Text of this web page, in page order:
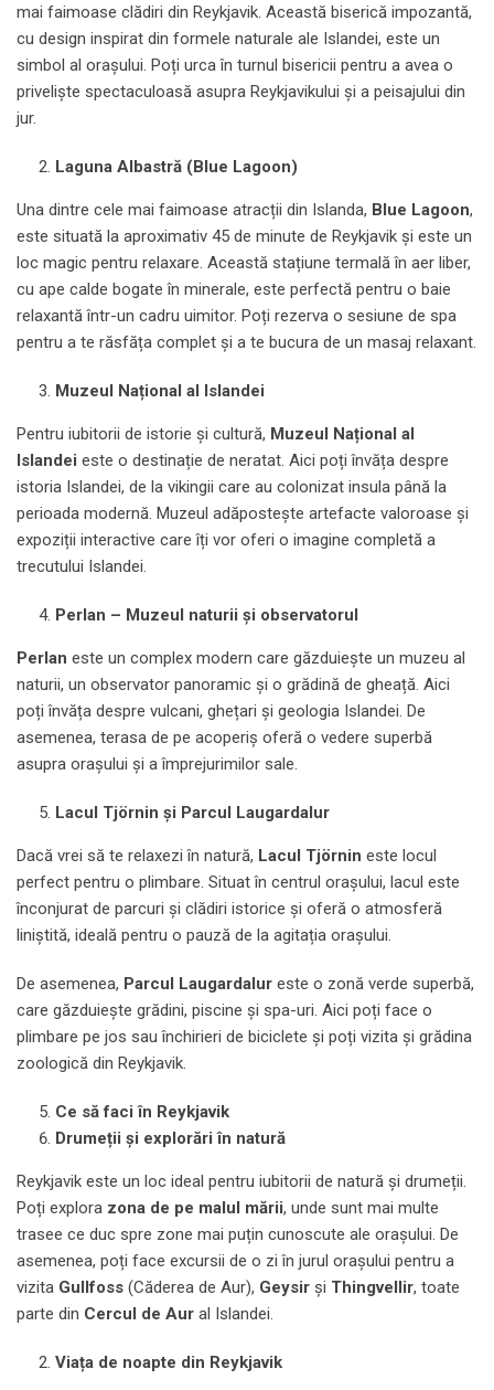
mai faimoase clădiri din Reykjavik. Această biserică impozantă,
cu design inspirat din formele naturale ale Islandei, este un
simbol al orașului. Poți urca în turnul bisericii pentru a avea o
priveliște spectaculoasă asupra Reykjavikului și a peisajului din
jur.
Laguna Albastră (Blue Lagoon)
Una dintre cele mai faimoase atracții din Islanda, Blue Lagoon,
este situată la aproximativ 45 de minute de Reykjavik și este un
loc magic pentru relaxare. Această stațiune termală în aer liber,
cu ape calde bogate în minerale, este perfectă pentru o baie
relaxantă într-un cadru uimitor. Poți rezerva o sesiune de spa
pentru a te răsfăța complet și a te bucura de un masaj relaxant.
Muzeul Național al Islandei
Pentru iubitorii de istorie și cultură, Muzeul Național al
Islandei este o destinație de neratat. Aici poți învăța despre
istoria Islandei, de la vikingii care au colonizat insula până la
perioada modernă. Muzeul adăpostește artefacte valoroase și
expoziții interactive care îți vor oferi o imagine completă a
trecutului Islandei.
Perlan – Muzeul naturii și observatorul
Perlan este un complex modern care găzduiește un muzeu al
naturii, un observator panoramic și o grădină de gheață. Aici
poți învăța despre vulcani, ghețari și geologia Islandei. De
asemenea, terasa de pe acoperiș oferă o vedere superbă
asupra orașului și a împrejurimilor sale.
Lacul Tjörnin și Parcul Laugardalur
Dacă vrei să te relaxezi în natură, Lacul Tjörnin este locul
perfect pentru o plimbare. Situat în centrul orașului, lacul este
înconjurat de parcuri și clădiri istorice și oferă o atmosferă
liniștită, ideală pentru o pauză de la agitația orașului.
De asemenea, Parcul Laugardalur este o zonă verde superbă,
care găzduiește grădini, piscine și spa-uri. Aici poți face o
plimbare pe jos sau închirieri de biciclete și poți vizita și grădina
zoologică din Reykjavik.
Ce să faci în Reykjavik
Drumeții și explorări în natură
Reykjavik este un loc ideal pentru iubitorii de natură și drumeții.
Poți explora zona de pe malul mării, unde sunt mai multe
trasee ce duc spre zone mai puțin cunoscute ale orașului. De
asemenea, poți face excursii de o zi în jurul orașului pentru a
vizita Gullfoss (Căderea de Aur), Geysir și Thingvellir, toate
parte din Cercul de Aur al Islandei.
Viața de noapte din Reykjavik